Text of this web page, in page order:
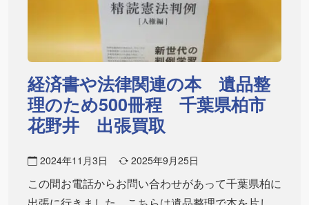
経済書や法律関連の本 遺品整
理のため500冊程 千葉県柏市
花野井 出張買取
2024年11月3日 2025年9月25日
この間お電話からお問い合わせがあって千葉県柏に